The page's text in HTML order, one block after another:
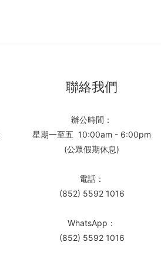
聯絡我們
辦公時間：
星期一至五 10:00am - 6:00pm
(公眾假期休息)
電話：
(852) 5592 1016
WhatsApp：
(852) 5592 1016